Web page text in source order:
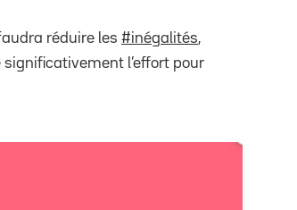
réduire les #inégalités,
l’effort pour